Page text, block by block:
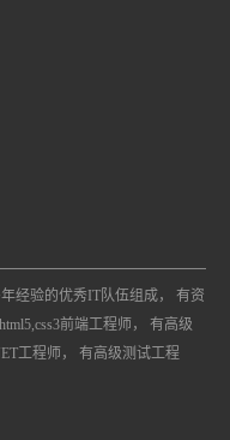
经验的优秀IT队伍组成， 有资
前端工程师， 有高级
工程师， 有高级测试工程